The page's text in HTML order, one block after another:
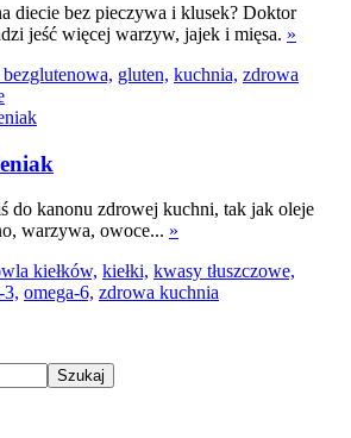
diecie bez pieczywa i klusek? Doktor
jeść więcej warzyw, jajek i mięsa. »
bezglutenowa, gluten, kuchnia, zdrowa
do kanonu zdrowej kuchni, tak jak oleje
warzywa, owoce... »
kiełków, kiełki, kwasy tłuszczowe,
3, omega-6, zdrowa kuchnia